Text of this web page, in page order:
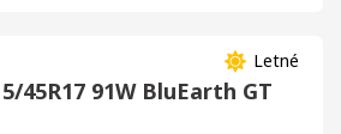
Letné
45R17 91W BluEarth GT